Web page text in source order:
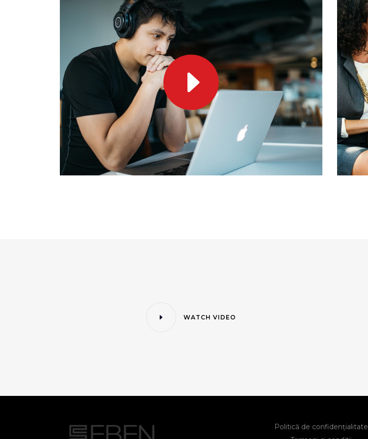
WATCH VIDEO
Politică de confidențialitate